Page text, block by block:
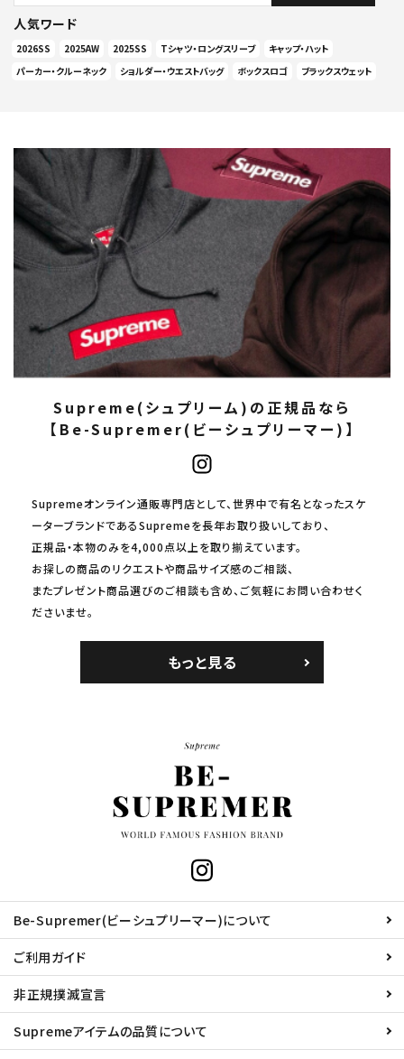
人気ワード
2026SS 2025AW 2025SS Tシャツ・ロングスリーブ
キャップ・ハット
パーカー・クルーネック
ショルダー・ウエストバッグ ボックスロゴ ブラックスウェット
Supreme(シュプリーム)の正規品なら
【Be-Supremer(ビーシュプリーマー)】
Supremeオンライン通販専門店として、世界中で有名となったスケ
ーターブランドであるSupremeを長年お取り扱いしており、
正規品・本物のみを4,000点以上を取り揃えています。
お探しの商品のリクエストや商品サイズ感のご相談、
またプレゼント商品選びのご相談も含め、ご気軽にお問い合わせく
ださいませ。
もっと見る
Be-Supremer(ビーシュプリーマー)について
ご利用ガイド
非正規撲滅宣言
Supremeアイテムの品質について